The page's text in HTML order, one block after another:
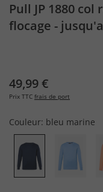
Pull JP 1880
flocage -
49,99 €
Prix TTC frais de port
Couleur: bleu marine